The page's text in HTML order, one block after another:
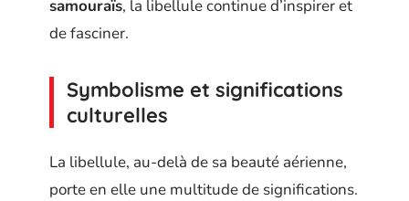
samouraïs, la libellule continue d’inspirer et
de fasciner.
Symbolisme et significations
culturelles
La libellule, au-delà de sa beauté aérienne,
porte en elle une multitude de significations.